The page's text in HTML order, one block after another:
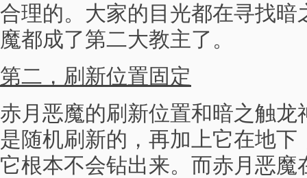
合理的。大家的目光都在寻找暗
魔都成了第二大教主了。
第二，刷新位置固定
赤月恶魔的刷新位置和暗之触龙
是随机刷新的，再加上它在地下
它根本不会钻出来。而赤月恶魔